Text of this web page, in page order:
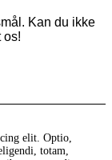
Kan du ikke
os!
elit. Optio,
totam,